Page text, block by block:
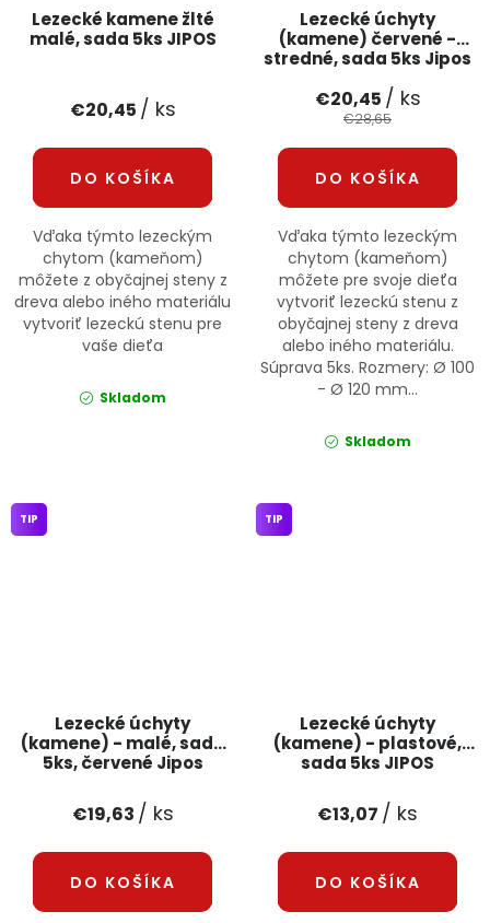
Lezecké kamene žlté
malé, sada 5ks JIPOS
€20,45 / ks
DO KOŠÍKA
Vďaka týmto lezeckým
chytom (kameňom)
môžete z obyčajnej steny z
dreva alebo iného materiálu
vytvoriť lezeckú stenu pre
vaše dieťa
Skladom
Lezecké úchyty
(kamene) červené -
stredné, sada 5ks Jipos
€20,45 / ks
€28,65
DO KOŠÍKA
Vďaka týmto lezeckým
chytom (kameňom)
môžete pre svoje dieťa
vytvoriť lezeckú stenu z
obyčajnej steny z dreva
alebo iného materiálu.
Súprava 5ks. Rozmery: Ø 100
- Ø 120 mm...
Skladom
Lezecké úchyty
(kamene) - malé, sada
5ks, červené Jipos
TIP
€19,63 / ks
DO KOŠÍKA
Lezecké úchyty
(kamene) - plastové,
sada 5ks JIPOS
TIP
€13,07 / ks
DO KOŠÍKA